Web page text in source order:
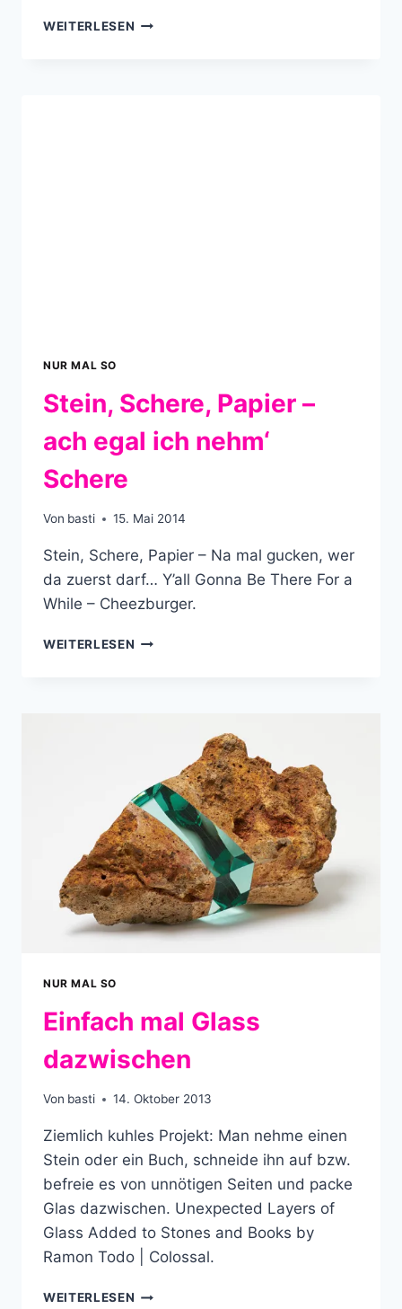
WEITERLESEN UND
NUR MAL SO
Stein, Schere, Papier –
ach egal ich nehm‘
Schere
Von basti 15. Mai 2014
Stein, Schere, Papier – Na mal gucken, wer
da zuerst darf… Y’all Gonna Be There For a
While – Cheezburger.
WEITERLESEN STEIN,
SCHERE
NUR MAL SO
Einfach mal Glass
dazwischen
Von basti 14. Oktober 2013
Ziemlich kuhles Projekt: Man nehme einen
Stein oder ein Buch, schneide ihn auf bzw.
befreie es von unnötigen Seiten und packe
Glas dazwischen. Unexpected Layers of
Glass Added to Stones and Books by
Ramon Todo | Colossal.
WEITERLESEN EINFACH